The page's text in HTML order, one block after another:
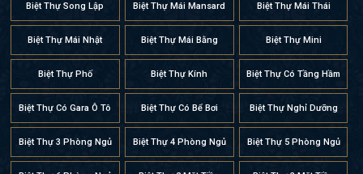
Biệt Thự Song Lập Biệt Thự Mái Mansard Biệt Thự Mái Thái
Biệt Thự Mái Nhật Biệt Thự Mái Bằng Biệt Thự Mini
Biệt Thự Phố Biệt Thự Kính Biệt Thự Có Tầng Hầm
Biệt Thự Có Gara Ô Tô Biệt Thự Có Bể Bơi Biệt Thự Nghỉ Dưỡng
Biệt Thự 3 Phòng Ngủ Biệt Thự 4 Phòng Ngủ Biệt Thự 5 Phòng Ngủ